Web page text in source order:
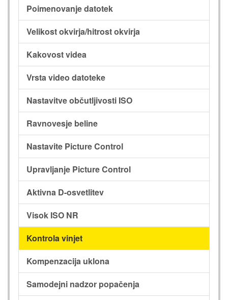
Poimenovanje datotek
Velikost okvirja/hitrost okvirja
Kakovost videa
Vrsta video datoteke
Nastavitve občutljivosti ISO
Ravnovesje beline
Nastavite Picture Control
Upravljanje Picture Control
Aktivna D-osvetlitev
Visok ISO NR
Kontrola vinjet
Kompenzacija uklona
Samodejni nadzor popačenja